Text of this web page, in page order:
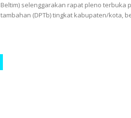
Beltim) selenggarakan rapat pleno terbuka
tambahan (DPTb) tingkat kabupaten/kota,